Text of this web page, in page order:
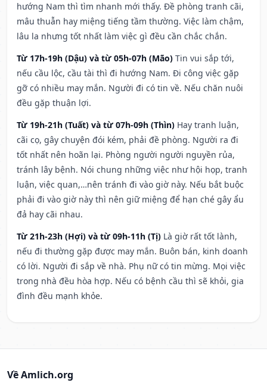
hướng Nam thì tìm nhanh mới thấy. Đề phòng tranh cãi,
mâu thuẫn hay miệng tiếng tầm thường. Việc làm chậm,
lâu la nhưng tốt nhất làm việc gì đều cần chắc chắn.
Từ 17h-19h (Dậu) và từ 05h-07h (Mão) Tin vui sắp tới,
nếu cầu lộc, cầu tài thì đi hướng Nam. Đi công việc gặp
gỡ có nhiều may mắn. Người đi có tin về. Nếu chăn nuôi
đều gặp thuận lợi.
Từ 19h-21h (Tuất) và từ 07h-09h (Thìn) Hay tranh luận,
cãi cọ, gây chuyện đói kém, phải đề phòng. Người ra đi
tốt nhất nên hoãn lại. Phòng người người nguyền rủa,
tránh lây bệnh. Nói chung những việc như hội họp, tranh
luận, việc quan,…nên tránh đi vào giờ này. Nếu bắt buộc
phải đi vào giờ này thì nên giữ miệng để hạn ché gây ẩu
đả hay cãi nhau.
Từ 21h-23h (Hợi) và từ 09h-11h (Tị) Là giờ rất tốt lành,
nếu đi thường gặp được may mắn. Buôn bán, kinh doanh
có lời. Người đi sắp về nhà. Phụ nữ có tin mừng. Mọi việc
trong nhà đều hòa hợp. Nếu có bệnh cầu thì sẽ khỏi, gia
đình đều mạnh khỏe.
Về Amlich.org